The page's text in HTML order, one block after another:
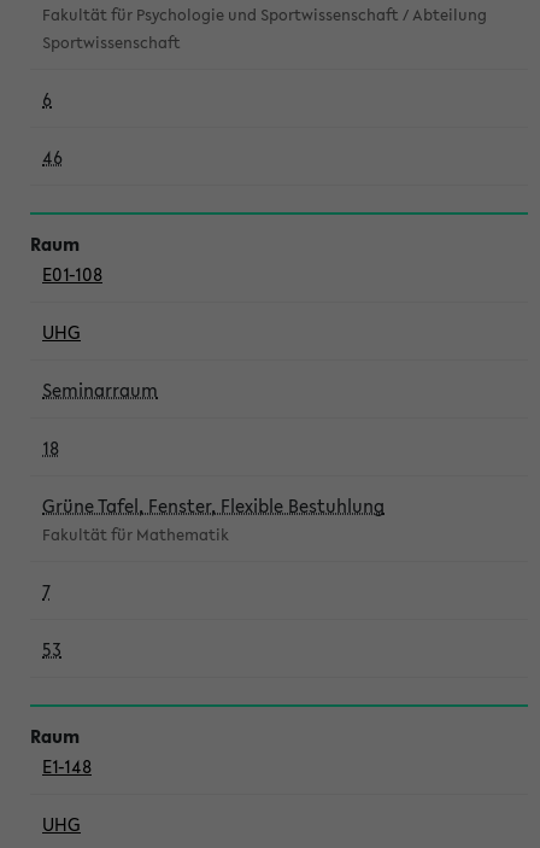
Fakultät für Psychologie und Sportwissenschaft / Abteilung
Sportwissenschaft
6
46
E01-108
UHG
Seminarraum
18
Grüne Tafel, Fenster, Flexible Bestuhlung
Fakultät für Mathematik
7
53
E1-148
UHG